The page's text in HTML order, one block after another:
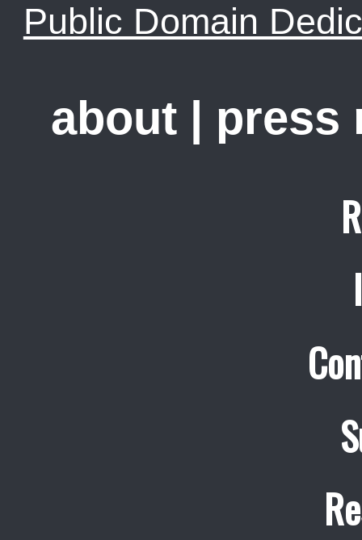
Public Domain
about | press